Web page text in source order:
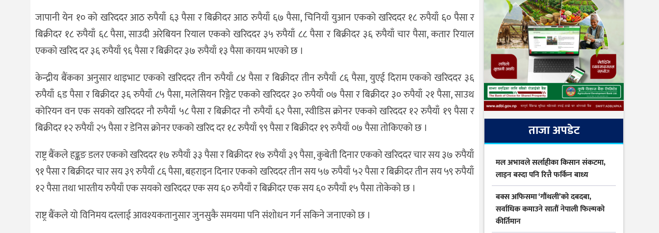
जापानी येन १० को खरिददर आठ रुपैयाँ ६३ पैसा र बिक्रीदर आठ रुपैयाँ ६७ पैसा, चिनियाँ युआन एकको खरिददर १८ रुपैयाँ ६० पैसा र
बिक्रीदर १८ रुपैयाँ ६८ पैसा, साउदी अरेबियन रियाल एकको खरिददर ३५ रुपैयाँ ८८ पैसा र बिक्रीदर ३६ रुपैयाँ चार पैसा, कतार रियाल
एकको खरिद दर ३६ रुपैयाँ ९६ पैसा र बिक्रीदर ३७ रुपैयाँ १३ पैसा कायम भएको छ ।
केन्द्रीय बैंकका अनुसार थाइभाट एकको खरिददर तीन रुपैयाँ ८४ पैसा र बिक्रीदर तीन रुपैयाँ ८६ पैसा, युएई दिराम एकको खरिददर ३६
रुपैयाँ ६ड पैसा र बिक्रीदर ३६ रुपैयाँ ८५ पैसा, मलेसियन रिङ्गेट एकको खरिददर ३० रुपैयाँ ०७ पैसा र बिक्रीदर ३० रुपैयाँ २१ पैसा, साउथ
कोरियन वन एक सयको खरिददर नौ रुपैयाँ ५८ पैसा र बिक्रीदर नौ रुपैयाँ ६२ पैसा, स्वीडिस क्रोनर एकको खरिददर १२ रुपैयाँ १९ पैसा र
बिक्रीदर १२ रुपैयाँ २५ पैसा र डेनिस क्रोनर एकको खरिद दर १८ रुपैयाँ ९९ पैसा र बिक्रीदर १९ रुपैयाँ ०७ पैसा तोकिएको छ ।
राष्ट्र बैंकले हङ्कङ डलर एकको खरिददर १७ रुपैयाँ ३३ पैसा र बिक्रीदर १७ रुपैयाँ ३९ पैसा, कुबेती दिनार एकको खरिददर चार सय ३७ रुपैयाँ
९१ पैसा र बिक्रीदर चार सय ३९ रुपैयाँ ८६ पैसा, बहराइन दिनार एकको खरिददर तीन सय ५७ रुपैयाँ ५२ पैसा र बिक्रीदर तीन सय ५९ रुपैयाँ
१२ पैसा तथा भारतीय रुपैयाँ एक सयको खरिददर एक सय ६० रुपैयाँ र बिक्रीदर एक सय ६० रुपैयाँ १५ पैसा तोकेको छ ।
राष्ट्र बैंकले यो विनिमय दरलाई आवश्यकतानुसार जुनसुकै समयमा पनि संशोधन गर्न सकिने जनाएको छ ।
ताजा अपडेट
मल अभावले सर्लाहीका किसान संकटमा,
लाइन बस्दा पनि रित्तै फर्किन बाध्य
बक्स अफिसमा ‘गौंथली’को दबदबा,
सर्वाधिक कमाउने सातौं नेपाली फिल्मको
कीर्तिमान